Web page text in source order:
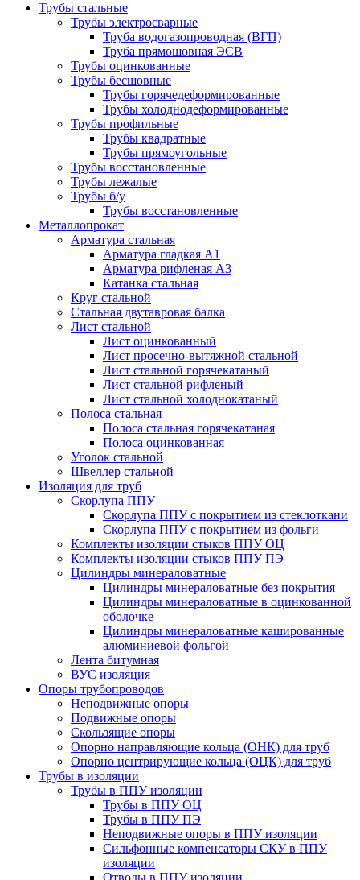
Трубы стальные
Трубы электросварные
Труба водогазопроводная (ВГП)
Труба прямошовная ЭСВ
Трубы оцинкованные
Трубы бесшовные
Трубы горячедеформированные
Трубы холоднодеформированные
Трубы профильные
Трубы квадратные
Трубы прямоугольные
Трубы восстановленные
Трубы лежалые
Трубы б/у
Трубы восстановленные
Металлопрокат
Арматура стальная
Арматура гладкая А1
Арматура рифленая А3
Катанка стальная
Круг стальной
Стальная двутавровая балка
Лист стальной
Лист оцинкованный
Лист просечно-вытяжной стальной
Лист стальной горячекатаный
Лист стальной рифленый
Лист стальной холоднокатаный
Полоса стальная
Полоса стальная горячекатаная
Полоса оцинкованная
Уголок стальной
Швеллер стальной
Изоляция для труб
Скорлупа ППУ
Скорлупа ППУ с покрытием из стеклоткани
Скорлупа ППУ с покрытием из фольги
Комплекты изоляции стыков ППУ ОЦ
Комплекты изоляции стыков ППУ ПЭ
Цилиндры минераловатные
Цилиндры минераловатные без покрытия
Цилиндры минераловатные в оцинкованной
оболочке
Цилиндры минераловатные кашированные
алюминиевой фольгой
Лента битумная
ВУС изоляция
Опоры трубопроводов
Неподвижные опоры
Подвижные опоры
Скользящие опоры
Опорно направляющие кольца (ОНК) для труб
Опорно центрирующие кольца (ОЦК) для труб
Трубы в изоляции
Трубы в ППУ изоляции
Трубы в ППУ ОЦ
Трубы в ППУ ПЭ
Неподвижные опоры в ППУ изоляции
Сильфонные компенсаторы СКУ в ППУ
изоляции